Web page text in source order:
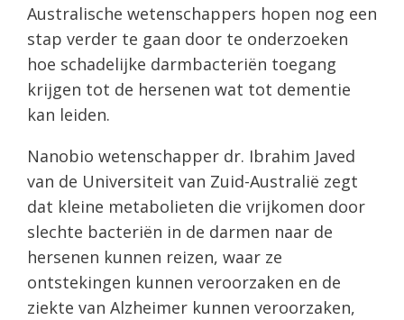
Australische wetenschappers hopen nog een
stap verder te gaan door te onderzoeken
hoe schadelijke darmbacteriën toegang
krijgen tot de hersenen wat tot dementie
kan leiden.
Nanobio wetenschapper dr. Ibrahim Javed
van de Universiteit van Zuid-Australië zegt
dat kleine metabolieten die vrijkomen door
slechte bacteriën in de darmen naar de
hersenen kunnen reizen, waar ze
ontstekingen kunnen veroorzaken en de
ziekte van Alzheimer kunnen veroorzaken,